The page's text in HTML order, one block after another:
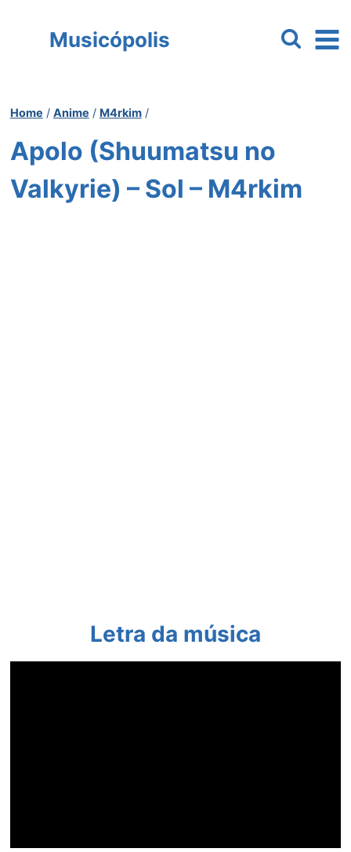
Musicópolis
Home / Anime / M4rkim /
Apolo (Shuumatsu no
Valkyrie) – Sol – M4rkim
Letra da música